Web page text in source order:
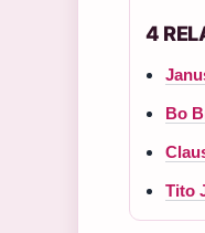
4
Bo
Tito